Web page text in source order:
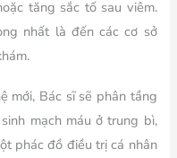
tăng sắc tố sau viêm.
nhất là đến các cơ sở
mới, Bác sĩ sẽ phân tầng
mạch máu ở trung bì,
phác đồ điều trị cá nhân